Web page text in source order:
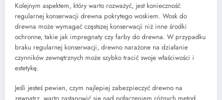
Kolejnym aspektem, który warto rozważyć, jest konieczność
regularnej konserwacji drewna pokrytego woskiem. Wosk do
drewna może wymagać częstszej konserwacji niż inne środki
ochronne, takie jak impregnaty czy farby do drewna. W przypadku
braku regularnej konserwacji, drewno narażone na działanie
czynników zewnętrznych może szybko tracić swoje właściwości i
estetykę.
Jeśli jesteś pewien, czym najlepiej zabezpieczyć drewno na